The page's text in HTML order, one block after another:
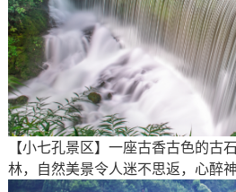
【小七孔景区】一座古香古色的古
林，自然美景令人迷不思返，心醉神